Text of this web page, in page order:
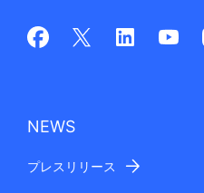
NEWS
プレスリリース